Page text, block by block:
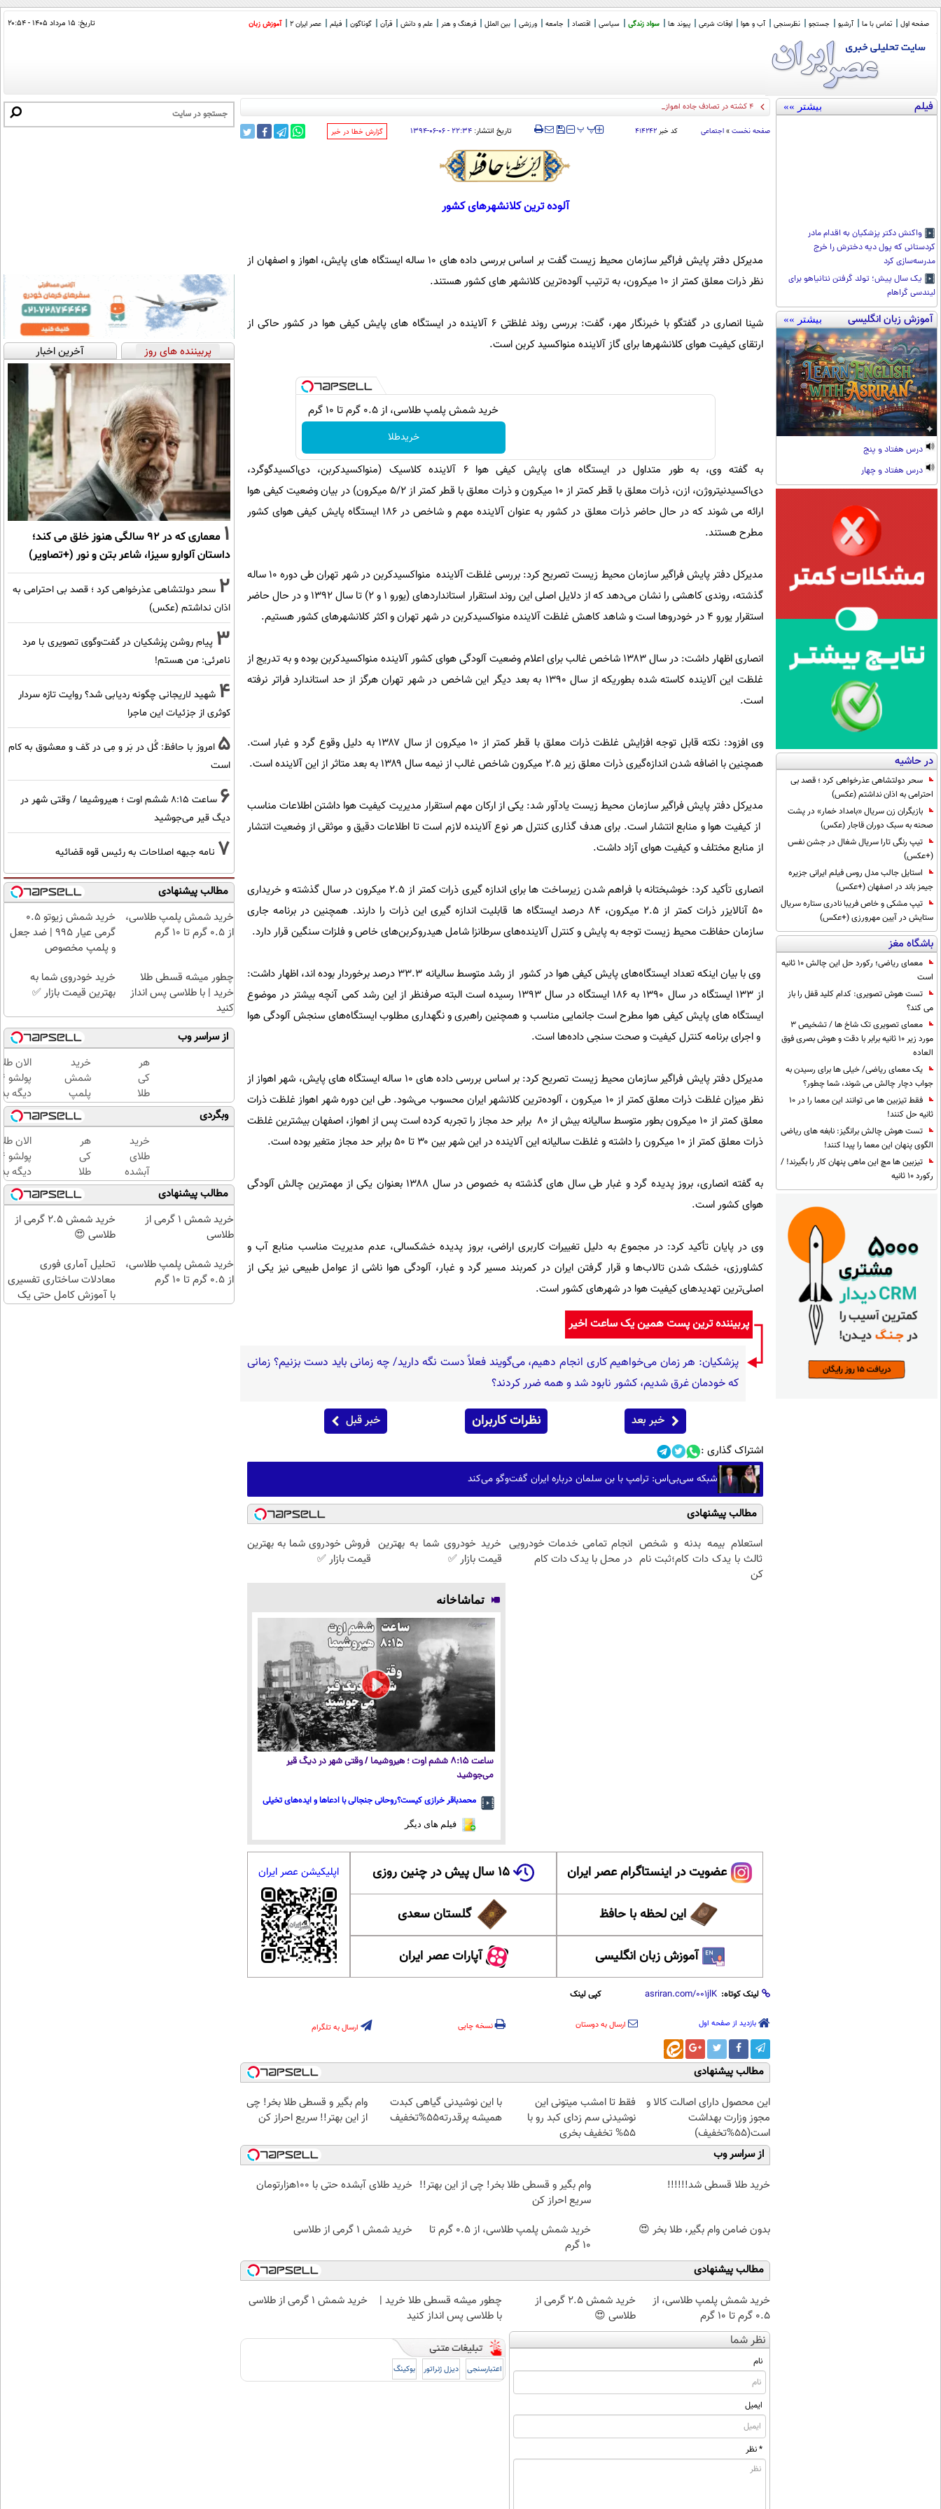
صفحه اول تماس با ما آرشیو جستجو نظرسنجی آب و هوا اوقات شرعی پیوند ها سواد زندگی سیاسی اقتصاد جامعه ورزشی بین الملل فرهنگ و هنر علم و دانش قرآن گوناگون فیلم عصر ایران 2 آموزش زبان تاریخ: ۱۵ مرداد ۱۴۰۵ - ۲۰:۵۴
فیلم بیشتر »»
واکنش دکتر پزشکیان به اقدام مادر
کردستانی که پول دیه دخترش را خرج
مدرسه‌سازی کرد
یک سال پیش؛ تولد گرفتن نتانیاهو برای
لیندسی گراهام
آموزش زبان انگلیسی بیشتر »»
درس هفتاد و پنج
درس هفتاد و چهار
در حاشیه
سحر دولتشاهی عذرخواهی کرد ؛ قصد بی
احترامی به اذان نداشتم (عکس)
بازیگران زن سریال «بامداد خمار» در پشت
صحنه به سبک دوران قاجار (عکس)
تیپ رنگی تارا سریال شغال در جشن نفس
(+عکس)
استایل جالب مدل روس فیلم ایرانی جزیره
جیمز باند در اصفهان (+عکس)
تیپ مشکی و خاص فریبا نادری ستاره سریال
ستایش در آیین مهرورزی (+عکس)
باشگاه مغز
معمای ریاضی؛ رکورد حل این چالش 10 ثانیه
است
تست هوش تصویری: کدام کلید قفل را باز
می کند؟
معمای تصویری تک شاخ ها / تشخیص 3
مورد زیر 10 ثانیه برابر با دقت و هوش بصری فوق
العاده
یک معمای ریاضی/ خیلی ها برای رسیدن به
جواب دچار چالش می شوند، شما چطور؟
فقط تیزبین ها می توانند این معما را در 10
ثانیه حل کنند!
تست هوش چالش برانگیز: نابغه های ریاضی
الگوی پنهان این معما را پیدا کنند!
تیزبین ها مچ این ماهی پنهان کار را بگیرند! /
رکورد 10 ثانیه
۴ کشته در تصادف جاده اهواز خرمشهر
صفحه نخست » اجتماعی کد خبر۴۱۴۲۴۲ ‍‍‍ پ پ تاریخ انتشار:۲۲:۳۴ - ۰۶-۰۶-۱۳۹۴ ‌گزارش خطا در خبر
آلوده ترین کلانشهرهای کشور
مدیرکل دفتر پایش فراگیر سازمان محیط زیست گفت بر اساس بررسی داده های ۱۰ ساله ایستگاه های پایش، اهواز و اصفهان از
نظر ذرات معلق کمتر از ۱۰ میکرون، به ترتیب آلوده‌ترین کلانشهر های کشور هستند.
شینا انصاری در گفتگو با خبرنگار مهر، گفت: بررسی روند غلظتی ۶ آلاینده در ایستگاه های پایش کیفی هوا در کشور حاکی از
ارتقای کیفیت هوای کلانشهرها برای گاز آلاینده منواکسید کربن است.
خرید شمش پلمپ طلاسی، از ۰.۵ گرم تا ۱۰ گرم
خریدطلا
به گفته وی، به طور متداول در ایستگاه های پایش کیفی هوا ۶ آلاینده کلاسیک (منواکسیدکربن، دی‌اکسیدگوگرد،
دی‌اکسیدنیتروژن، ازن، ذرات معلق با قطر کمتر از ۱۰ میکرون و ذرات معلق با قطر کمتر از ۵/۲ میکرون) در بیان وضعیت کیفی هوا
ارائه می شوند که در حال حاضر ذرات معلق در کشور به عنوان آلاینده مهم و شاخص در ۱۸۶ ایستگاه پایش کیفی هوای کشور
مطرح هستند.
مدیرکل دفتر پایش فراگیر سازمان محیط زیست تصریح کرد: بررسی غلظت آلاینده منواکسیدکربن در شهر تهران طی دوره ۱۰ ساله
گذشته، روندی کاهشی را نشان می‌دهد که از دلایل اصلی این روند استقرار استانداردهای (یورو ۱ و ۲) تا سال ۱۳۹۲ و در حال حاضر
استقرار یورو ۴ در خودروها است و شاهد کاهش غلظت آلاینده‌ منواکسیدکربن در شهر تهران و اکثر کلانشهرهای کشور هستیم.
انصاری اظهار داشت: در سال ۱۳۸۳ شاخص غالب برای اعلام وضعیت آلودگی هوای کشور آلاینده منواکسیدکربن بوده و به تدریج از
غلظت این آلاینده کاسته شده بطوریکه از سال ۱۳۹۰ به بعد دیگر این شاخص در شهر تهران هرگز از حد استاندارد فراتر نرفته
است.
وی افزود: نکته قابل توجه افزایش غلظت ذرات معلق با قطر کمتر از ۱۰ میکرون از سال ۱۳۸۷ به دلیل وقوع گرد و غبار است.
همچنین با اضافه شدن اندازه‌گیری ذرات معلق زیر ۲.۵ میکرون شاخص غالب از نیمه سال ۱۳۸۹ به بعد متاثر از این آلاینده است.
مدیرکل دفتر پایش فراگیر سازمان محیط زیست یادآور شد: یکی از ارکان مهم استقرار مدیریت کیفیت هوا داشتن اطلاعات مناسب
از کیفیت هوا و منابع انتشار است. برای هدف گذاری کنترل هر نوع آلاینده لازم است تا اطلاعات دقیق و موثقی از وضعیت انتشار
از منابع مختلف و کیفیت هوای آزاد داشت.
انصاری تأکید کرد: خوشبختانه با فراهم شدن زیرساخت ها برای اندازه گیری ذرات کمتر از ۲.۵ میکرون در سال گذشته و خریداری
۵۰ آنالایزر ذرات کمتر از ۲.۵ میکرون، ۸۴ درصد ایستگاه ها قابلیت اندازه گیری این ذرات را دارند. همچنین در برنامه جاری
سازمان حفاظت محیط زیست توجه به پایش و کنترل آلاینده‌های سرطانزا شامل هیدروکربن‌های خاص و فلزات سنگین قرار دارد.
وی با بیان اینکه تعداد ایستگاه‌های پایش کیفی هوا در کشور از رشد متوسط سالیانه ۳۳.۳ درصد برخوردار بوده اند، اظهار داشت:
از ۱۳۳ ایستگاه در سال ۱۳۹۰ به ۱۸۶ ایستگاه در سال ۱۳۹۳ رسیده است البته صرفنظر از این رشد کمی آنچه بیشتر در موضوع
ایستگاه های پایش کیفی هوا مطرح است جانمایی مناسب و همچنین راهبری و نگهداری مطلوب ایستگاه‌های سنجش آلودگی هوا
و اجرای برنامه کنترل کیفیت و صحت سنجی داده‌ها است.
مدیرکل دفتر پایش فراگیر سازمان محیط زیست تصریح کرد: بر اساس بررسی داده های ۱۰ ساله ایستگاه های پایش، شهر اهواز از
نظر میزان غلظت ذرات معلق کمتر از ۱۰ میکرون ، آلوده‌ترین کلانشهر ایران محسوب می‌شود. طی این دوره شهر اهواز غلظت ذرات
معلق کمتر از ۱۰ میکرون بطور متوسط سالیانه بیش از ۸۰ برابر حد مجاز را تجربه کرده است پس از اهواز، اصفهان بیشترین غلظت
ذرات معلق کمتر از ۱۰ میکرون را داشته و غلظت سالیانه این آلاینده در این شهر بین ۳۰ تا ۵۰ برابر حد مجاز متغیر بوده است.
به گفته انصاری، بروز پدیده گرد و غبار طی سال های گذشته به خصوص در سال ۱۳۸۸ بعنوان یکی از مهمترین چالش آلودگی
هوای کشور است.
وی در پایان تأکید کرد: در مجموع به دلیل تغییرات کاربری اراضی، بروز پدیده خشکسالی، عدم مدیریت مناسب منابع آب و
کشاورزی،‌ خشک شدن تالاب‌ها و قرار گرفتن ایران در کمربند مسیر گرد و غبار، آلودگی هوا ناشی از عوامل طبیعی نیز یکی از
اصلی‌ترین تهدیدهای کیفیت هوا در شهرهای کشور است.
پربیننده ترین پست همین یک ساعت اخیر
پزشکیان: هر زمان می‌خواهیم کاری انجام دهیم، می‌گویند فعلاً دست نگه دارید/ چه زمانی باید دست بزنیم؟ زمانی
که خودمان غرق شدیم، کشور نابود شد و همه ضرر کردند؟
خبر بعد نظرات کاربران خبر قبل
اشتراک گذاری :
شبکه سی‌بی‌اس: ترامپ با بن سلمان درباره ایران گفت‌وگو می‌کند
مطالب پیشنهادی
استعلام بیمه بدنه و شخص
ثالث با یدک دات کام؛ثبت نام
کن
انجام تمامی خدمات خودرویی
در محل با یدک دات کام
خرید خودروی شما به بهترین
قیمت بازار ✅
فروش خودروی شما به بهترین
قیمت بازار ✅
تماشاخانه
ساعت ۸:۱۵ ششم اوت ؛ هیروشیما / وقتی شهر در دیگ قیر
می‌جوشید
محمدباقر خرازی کیست؟روحانی جنجالی با ادعاها و ایده‌های تخیلی
فیلم های دیگر
عضویت در اینستاگرام عصر ایران ۱۵ سال پیش در چنین روزی
این لحظه با حافظ گلستان سعدی
آموزش زبان انگلیسی آپارات عصر ایران
اپلیکیشن عصر ایران
لینک کوتاه: کپی لینک
بازدید از صفحه اول ارسال به دوستان نسخه چاپی ارسال به تلگرام
مطالب پیشنهادی
این محصول دارای اصالت کالا و
مجوز وزارت بهداشت
است(55%تخفیف)
فقط تا امشب میتونی این
نوشیدنی سم زدای کبد رو با
55% تخفیف بخری
با این نوشیدنی گیاهی کبدت
همیشه پرقدرته55%تخفیف
وام بگیر و قسطی طلا بخر! چی
از این بهتر!! سریع احراز کن
از سراسر وب
خرید طلا قسطی شد!!!!!!
وام بگیر و قسطی طلا بخر! چی از این بهتر!!
سریع احراز کن
خرید طلای آبشده حتی با ۱۰۰هزارتومان
بدون ضامن وام بگیر، طلا بخر 😍
خرید شمش پلمپ طلاسی، از ۰.۵ گرم تا
۱۰ گرم
خرید شمش 1 گرمی از طلاسی
مطالب پیشنهادی
خرید شمش پلمپ طلاسی، از
۰.۵ گرم تا ۱۰ گرم
خرید شمش 2.5 گرمی از
طلاسی 😍
چطور میشه قسطی طلا خرید |
با طلاسی پس انداز کنید
خرید شمش 1 گرمی از طلاسی
نظر شما
نام
ایمیل
* نظر
اعتبارسنجی دیزل ژنراتور بوکینگ
پربیننده های روز آخرین اخبار
1
معماری که در 92 سالگی هنوز خلق می کند؛
داستان آلوارو سیزا، شاعر بتن و نور (+تصاویر)
2 سحر دولتشاهی عذرخواهی کرد ؛ قصد بی احترامی به
اذان نداشتم (عکس)
3 پیام روشن پزشکیان در گفت‌و‌گوی تصویری با مرد
نامرئی: من هستم!
4 شهید لاریجانی چگونه ردیابی شد؟ روایت تازه سردار
کوثری از جزئیات این ماجرا
5 امروز با حافظ: گُل در بَر و مِی در کَف و معشوق به کام
است
6
ساعت ۸:۱۵ ششم اوت ؛ هیروشیما / وقتی شهر در
دیگ قیر می‌جوشید
7 نامه جبهه اصلاحات به رئیس قوه قضائیه
مطالب پیشنهادی
خرید شمش پلمپ طلاسی،
از ۰.۵ گرم تا ۱۰ گرم
خرید شمش زیوتو ۰.۵
گرمی عیار ۹۹۵ | ضد جعل
و پلمپ مخصوص
چطور میشه قسطی طلا
خرید | با طلاسی پس انداز
کنید
خرید خودروی شما به
بهترین قیمت بازار ✅
از سراسر وب
هر
کی
طلا
داره،
غم
نداره!
😊💎
(خرید
طلا با
چند
کلیک)
خرید
شمش
پلمپ
طلاسی،
از ۰.۵
گرم تا
۱۰ گرم
الان
دیگه
طلا با
بی‌بهره
وبگردی
خرید
طلای
آبشده
حتی با
۱۰۰هزارتومان
هر
کی
طلا
داره،
غم
نداره!
😊💎
طلا با
چند
کلیک)
الان
دیگه
طلا با
بی‌بهره
مطالب پیشنهادی
خرید شمش 1 گرمی از
طلاسی
خرید شمش 2.5 گرمی از
طلاسی 😍
خرید شمش پلمپ طلاسی،
از ۰.۵ گرم تا ۱۰ گرم
تحلیل آماری فوری
معادلات ساختاری تفسیری
با آموزش کامل حتی یک